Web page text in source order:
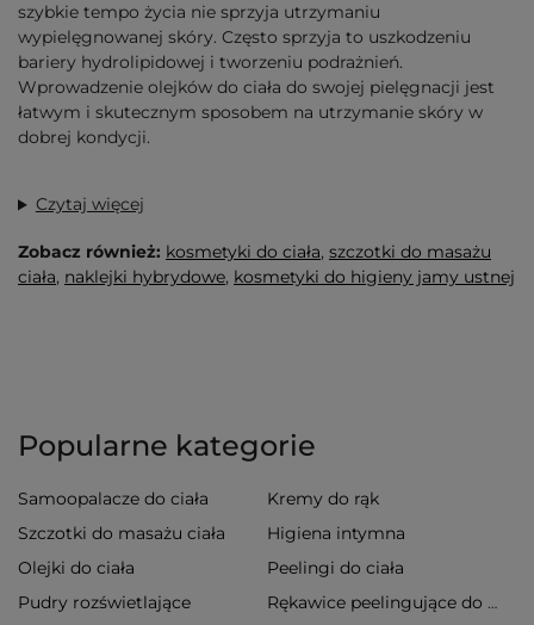
szybkie tempo życia nie sprzyja utrzymaniu
wypielęgnowanej skóry. Często sprzyja to uszkodzeniu
bariery hydrolipidowej i tworzeniu podrażnień.
Wprowadzenie olejków do ciała do swojej pielęgnacji jest
łatwym i skutecznym sposobem na utrzymanie skóry w
dobrej kondycji.
Czytaj więcej
Zobacz również: kosmetyki do ciała, szczotki do masażu
ciała, naklejki hybrydowe, kosmetyki do higieny jamy ustnej
Popularne kategorie
Samoopalacze do ciała
Kremy do rąk
Szczotki do masażu ciała
Higiena intymna
Olejki do ciała
Peelingi do ciała
Pudry rozświetlające
Rękawice peelingujące do ciała